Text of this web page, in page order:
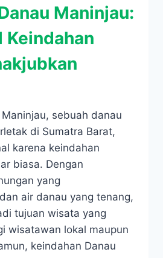
Maninjau:
Keindahan
sebuah danau
di Sumatra Barat,
karena keindahan
biasa. Dengan
yang
air danau yang tenang,
tujuan wisata yang
wisatawan lokal maupun
keindahan Danau